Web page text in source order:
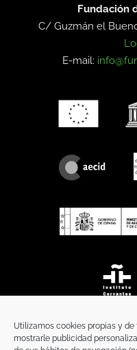
Utilizamos cookies propias y
mostrarle publicidad
Fundación
C/ Guzmán el
E-mail: